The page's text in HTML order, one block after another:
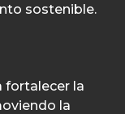
sostenible.
fortalecer la
la